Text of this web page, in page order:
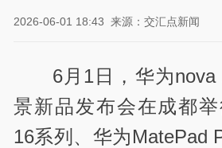
2026-06-01 18:43 来源：交汇点新闻
6月1日，华为
景新品发布会在成都
16系列、华为MatePad